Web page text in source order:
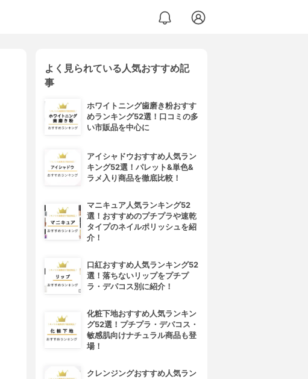
よく見られている人気おすすめ記
事
ホワイトニング歯磨き粉おすす
めランキング52選！口コミの多
い市販品を中心に
アイシャドウおすすめ人気ラン
キング52選！パレット&単色&
ラメ入り商品を徹底比較！
マニキュア人気ランキング52
選！おすすめのプチプラや速乾
タイプのネイルポリッシュを紹
介！
口紅おすすめ人気ランキング52
選！落ちないリップをプチプ
ラ・デパコス別に紹介！
化粧下地おすすめ人気ランキン
グ52選！プチプラ・デパコス・
敏感肌向けナチュラル商品も登
場！
クレンジングおすすめ人気ラン